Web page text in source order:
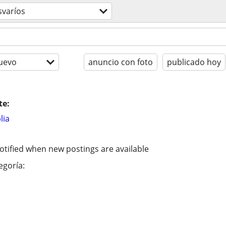
anuncio con foto publicado hoy
when new postings are available